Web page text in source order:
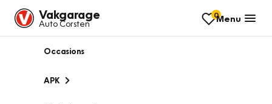
Vakgarage
Auto Corsten
0Menu
Occasions
APK